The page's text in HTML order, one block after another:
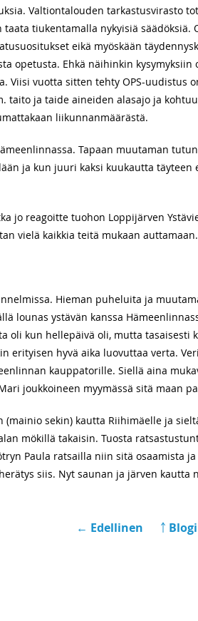
Valtiontalouden tarkastusvirasto
tiukentamalla nykyisiä
eikä myöskään
opetusta. Ehkä näihinkin
Viisi vuotta sitten tehty OPS-uudistus
taito ja taide aineiden alasajo ja
liikunnanmäärästä.
Tapaan muutaman
ja kun juuri kaksi kuukautta
jo reagoitte tuohon Loppijärven
vielä kaikkia teitä mukaan auttamaan.
Hieman puheluita ja
lounas ystävän kanssa
oli kun hellepäivä oli, mutta
erityisen hyvä aika luovuttaa verta.
kauppatorille. Siellä aina
joukkoineen myymässä sitä maan
(mainio sekin) kautta Riihimäelle ja
mökillä takaisin. Tuosta
Paula ratsailla niin sitä osaamista
siis. Nyt saunan ja järven kautta
← Edellinen ￪ Blogi